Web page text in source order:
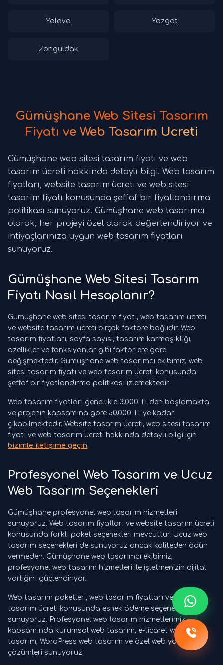
Yalova Yozgat
Zonguldak
Gümüşhane Web Sitesi Tasarım
Fiyatı ve Web Tasarım Ücreti
Gümüşhane web sitesi tasarım fiyatı ve web
tasarım ücreti hakkında detaylı bilgi. Web tasarım
fiyatları, website tasarım ücreti ve web sitesi
tasarım fiyatı konusunda şeffaf bir fiyatlandırma
politikası sunuyoruz. Gümüşhane web tasarımcı
olarak, her projeyi özel olarak değerlendiriyor ve
ihtiyaçlarınıza uygun web tasarım fiyatları
sunuyoruz.
Gümüşhane Web Sitesi Tasarım
Fiyatı Nasıl Hesaplanır?
Gümüşhane web sitesi tasarım fiyatı, web tasarım ücreti
ve website tasarım ücreti birçok faktöre bağlıdır. Web
tasarım fiyatları, sayfa sayısı, tasarım karmaşıklığı,
özellikler ve fonksiyonlar gibi faktörlere göre
değişmektedir. Gümüşhane web tasarımcı ekibimiz, web
sitesi tasarım fiyatı ve web tasarım ücreti konusunda
şeffaf bir fiyatlandırma politikası izlemektedir.
Web tasarım fiyatları genellikle 3.000 TL'den başlamakta
ve projenin kapsamına göre 50.000 TL'ye kadar
çıkabilmektedir. Website tasarım ücreti, web sitesi tasarım
fiyatı ve web tasarım ücreti hakkında detaylı bilgi için
bizimle iletişime geçin.
Profesyonel Web Tasarım ve Ucuz
Web Tasarım Seçenekleri
Gümüşhane profesyonel web tasarım hizmetleri
sunuyoruz. Web tasarım fiyatları ve website tasarım ücreti
konusunda farklı paket seçenekleri mevcuttur. Ucuz web
tasarım seçenekleri de sunuyoruz ancak kaliteden ödün
vermeden. Gümüşhane web tasarımcı ekibimiz,
profesyonel web tasarım hizmetleri ile işletmenizin dijital
varlığını güçlendiriyor.
Web tasarım paketleri, web tasarım fiyatları ve website
tasarım ücreti konusunda esnek ödeme seçenekleri
sunuyoruz. Profesyonel web tasarım hizmetlerimiz
kapsamında kurumsal web tasarım, e-ticaret web
tasarım, WordPress web tasarım ve özel web yazılım
çözümleri sunuyoruz.